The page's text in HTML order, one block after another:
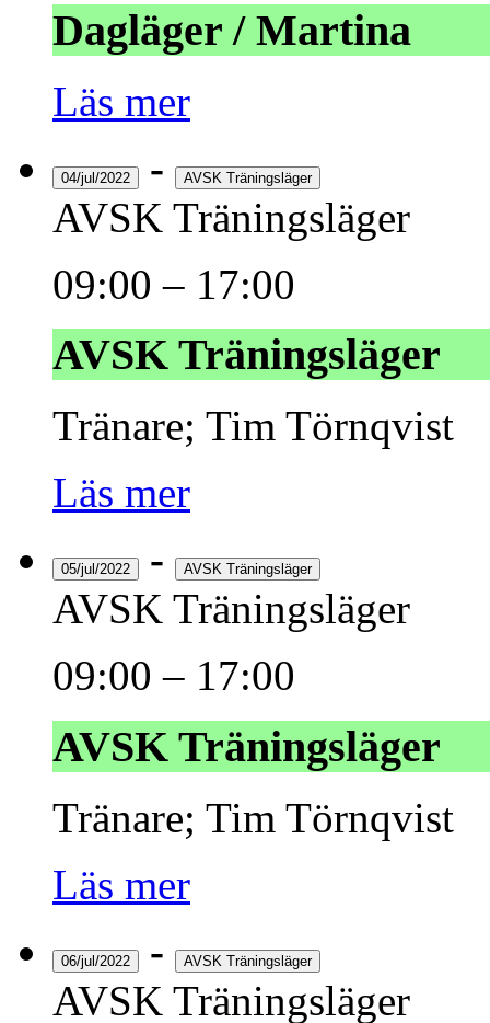
Dagläger / Martina
Läs mer
04/jul/2022 - AVSK Träningsläger
AVSK Träningsläger
09:00– 17:00
AVSK Träningsläger
Tränare; Tim Törnqvist
Läs mer
05/jul/2022 - AVSK Träningsläger
AVSK Träningsläger
09:00– 17:00
AVSK Träningsläger
Tränare; Tim Törnqvist
Läs mer
06/jul/2022 - AVSK Träningsläger
AVSK Träningsläger